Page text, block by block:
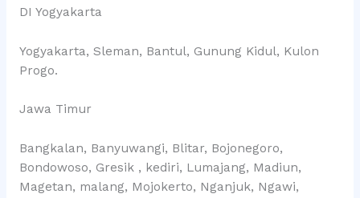
DI Yogyakarta
Yogyakarta, Sleman, Bantul, Gunung Kidul, Kulon
Progo.
Jawa Timur
Bangkalan, Banyuwangi, Blitar, Bojonegoro,
Bondowoso, Gresik , kediri, Lumajang, Madiun,
Magetan, malang, Mojokerto, Nganjuk, Ngawi,